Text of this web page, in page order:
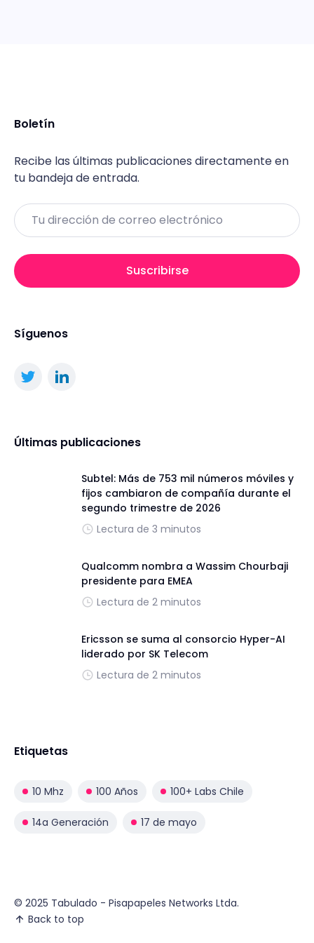
Boletín
Recibe las últimas publicaciones directamente en
tu bandeja de entrada.
Email
Suscribirse
Síguenos
Últimas publicaciones
Subtel: Más de 753 mil números móviles y
fijos cambiaron de compañía durante el
segundo trimestre de 2026
Lectura de 3 minutos
Qualcomm nombra a Wassim Chourbaji
presidente para EMEA
Lectura de 2 minutos
Ericsson se suma al consorcio Hyper-AI
liderado por SK Telecom
Lectura de 2 minutos
Etiquetas
10 Mhz 100 Años 100+ Labs Chile
14a Generación 17 de mayo
© 2025 Tabulado - Pisapapeles Networks Ltda.
Back to top